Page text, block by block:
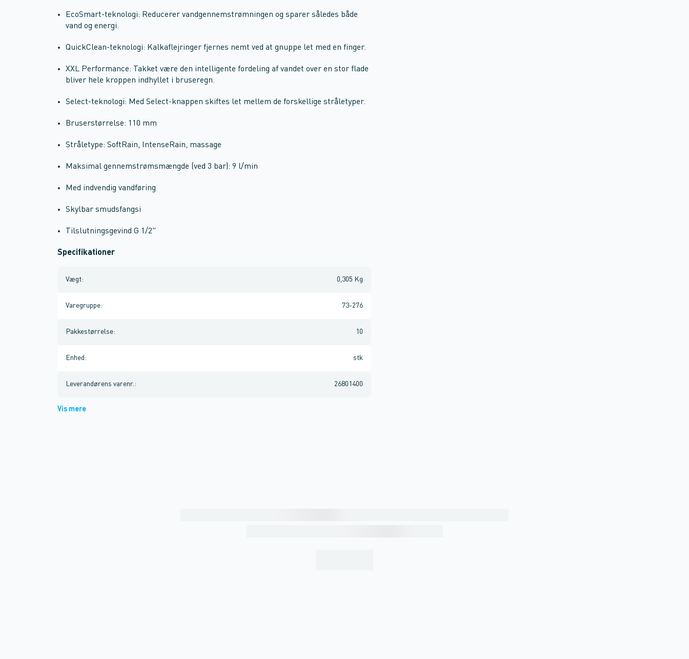
EcoSmart-teknologi: Reducerer vandgennemstrømningen og sparer således både
vand og energi.
QuickClean-teknologi: Kalkaflejringer fjernes nemt ved at gnuppe let med en finger.
XXL Performance: Takket være den intelligente fordeling af vandet over en stor flade
bliver hele kroppen indhyllet i bruseregn.
Select-teknologi: Med Select-knappen skiftes let mellem de forskellige stråletyper.
Bruserstørrelse: 110 mm
Stråletype: SoftRain, IntenseRain, massage
Maksimal gennemstrømsmængde (ved 3 bar): 9 l/min
Med indvendig vandføring
Skylbar smudsfangsi
Tilslutningsgevind G 1/2"
Specifikationer
Vægt: 0,305 Kg
Varegruppe: 73-276
Pakkestørrelse: 10
Enhed : stk
Leverandørens varenr. : 26801400
Vis mere